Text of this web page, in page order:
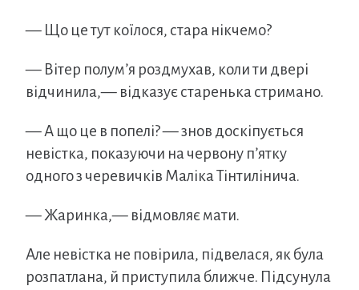
— Що це тут коїлося, стара нікчемо?
— Вітер полум’я роздмухав, коли ти двері
відчинила,— відказує старенька стримано.
— А що це в попелі? — знов доскіпується
невістка, показуючи на червону п’ятку
одного з черевичків Маліка Тінтилінича.
— Жаринка,— відмовляє мати.
Але невістка не повірила, підвелася, як була
розпатлана, й приступила ближче. Підсунула